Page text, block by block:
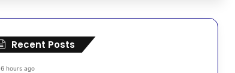
Recent Posts
6 hours ago